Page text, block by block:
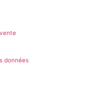
données